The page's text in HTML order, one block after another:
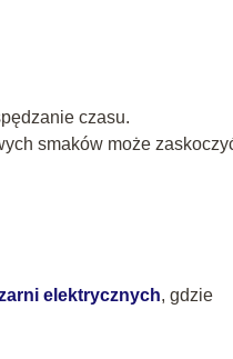
czasu.
smaków może
elektrycznych, gdzie